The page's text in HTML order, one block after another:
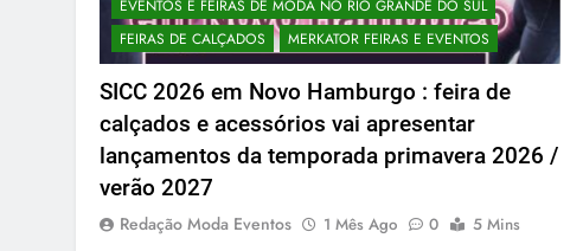
EVENTOS E FEIRAS DE MODA NO RIO GRANDE DO SUL
FEIRAS DE CALÇADOS
MERKATOR FEIRAS E EVENTOS
SICC 2026 em Novo Hamburgo : feira de
calçados e acessórios vai apresentar
lançamentos da temporada primavera 2026 /
verão 2027
Redação Moda Eventos 1 Mês Ago 0
5 Mins